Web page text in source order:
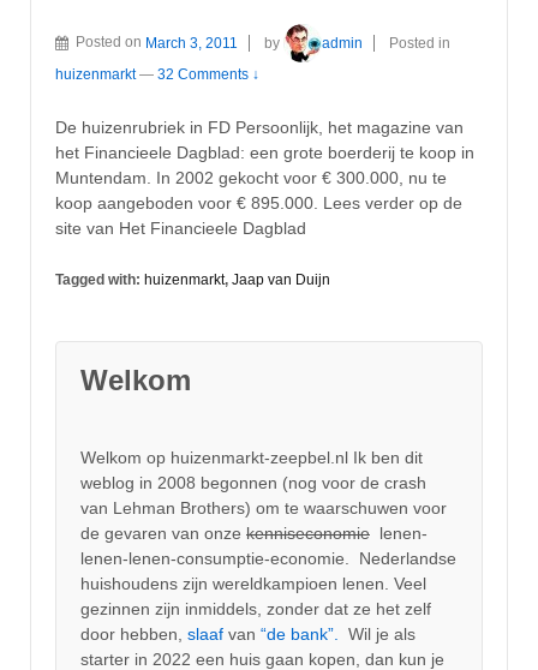
Posted on March 3, 2011 by admin
Posted in
huizenmarkt — 32 Comments ↓
De huizenrubriek in FD Persoonlijk, het magazine van
het Financieele Dagblad: een grote boerderij te koop in
Muntendam. In 2002 gekocht voor € 300.000, nu te
koop aangeboden voor € 895.000. Lees verder op de
site van Het Financieele Dagblad
Tagged with: huizenmarkt, Jaap van Duijn
Welkom
Welkom op huizenmarkt-zeepbel.nl Ik ben dit
weblog in 2008 begonnen (nog voor de crash
van Lehman Brothers) om te waarschuwen voor
de gevaren van onze kenniseconomie lenen-
lenen-lenen-consumptie-economie. Nederlandse
huishoudens zijn wereldkampioen lenen. Veel
gezinnen zijn inmiddels, zonder dat ze het zelf
door hebben, slaaf van “de bank”.
Wil je als
starter in 2022 een huis gaan kopen, dan kun je